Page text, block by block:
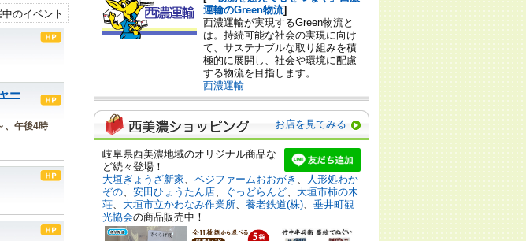
中のイベント
ー
、午後4時